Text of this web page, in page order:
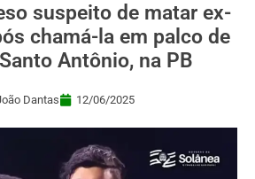
suspeito de matar ex-
chamá-la em palco de
Antônio, na PB
Dantas 12/06/2025